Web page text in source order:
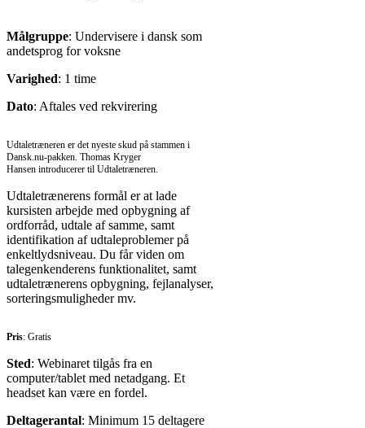
Målgruppe: Undervisere i dansk som
andetsprog for voksne
Varighed: 1 time
Dato: Aftales ved rekvirering
Udtaletræneren er det nyeste skud på stammen i
Dansk.nu-pakken. Thomas Kryger
Hansen introducerer til Udtaletræneren.
Udtaletrænerens formål er at lade
kursisten arbejde med opbygning af
ordforråd, udtale af samme, samt
identifikation af udtaleproblemer på
enkeltlydsniveau. Du får viden om
talegenkenderens funktionalitet, samt
udtaletrænerens opbygning, fejlanalyser,
sorteringsmuligheder mv.
Pris: Gratis
Sted: Webinaret tilgås fra en
computer/tablet med netadgang. Et
headset kan være en fordel.
Deltagerantal: Minimum 15 deltagere